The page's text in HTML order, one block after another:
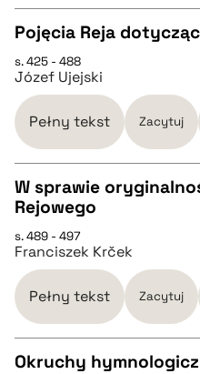
pobierz cytat
CZYSTY TEKST
pobierz cytat
BIBTEX
Pojęcia Reja
s. 425 - 488
Józef Ujejski
Pełny tekst Zacytuj
CZYSTY TEKST
pobierz cytat
BIBTEX
W sprawie
Rejowego
s. 489 - 497
Franciszek Krček
Pełny tekst Zacytuj
Okruchy